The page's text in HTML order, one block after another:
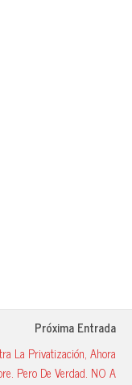
Próxima Entrada
La Privatización, Ahora
Pero De Verdad. NO A